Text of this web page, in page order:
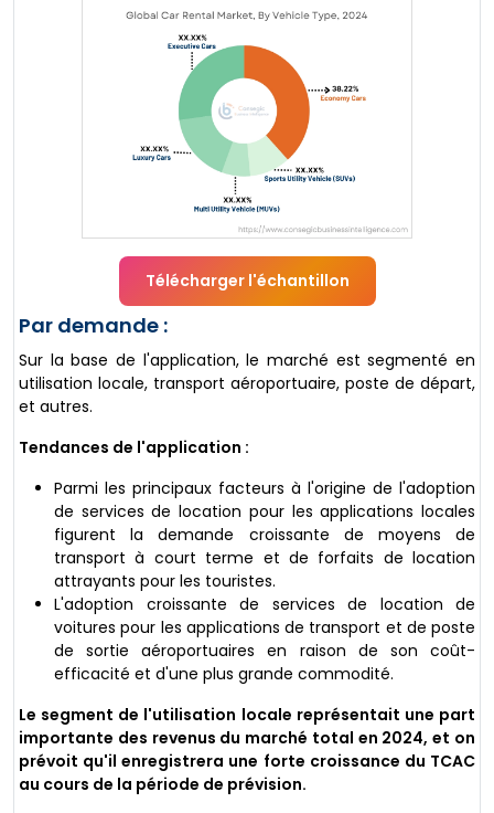
Télécharger l'échantillon
Par demande :
Sur la base de l'application, le marché est segmenté en
utilisation locale, transport aéroportuaire, poste de départ,
et autres.
Tendances de l'application :
Parmi les principaux facteurs à l'origine de l'adoption
de services de location pour les applications locales
figurent la demande croissante de moyens de
transport à court terme et de forfaits de location
attrayants pour les touristes.
L'adoption croissante de services de location de
voitures pour les applications de transport et de poste
de sortie aéroportuaires en raison de son coût-
efficacité et d'une plus grande commodité.
Le segment de l'utilisation locale représentait une part
importante des revenus du marché total en 2024, et on
prévoit qu'il enregistrera une forte croissance du TCAC
au cours de la période de prévision.